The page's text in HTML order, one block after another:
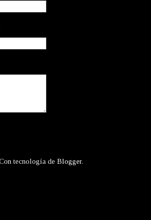
tecnología de Blogger.